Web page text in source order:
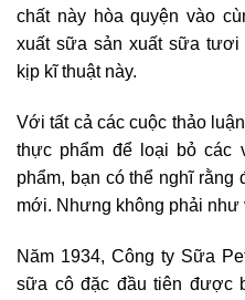
chất này hòa quyện vào
xuất sữa sản xuất sữa
kịp kĩ thuật này.
Với tất cả các cuộc thảo
thực phẩm để loại bỏ các
phẩm, bạn có thể nghĩ rằng
mới. Nhưng không phải như
Năm 1934, Công ty Sữa
sữa cô đặc đầu tiên được